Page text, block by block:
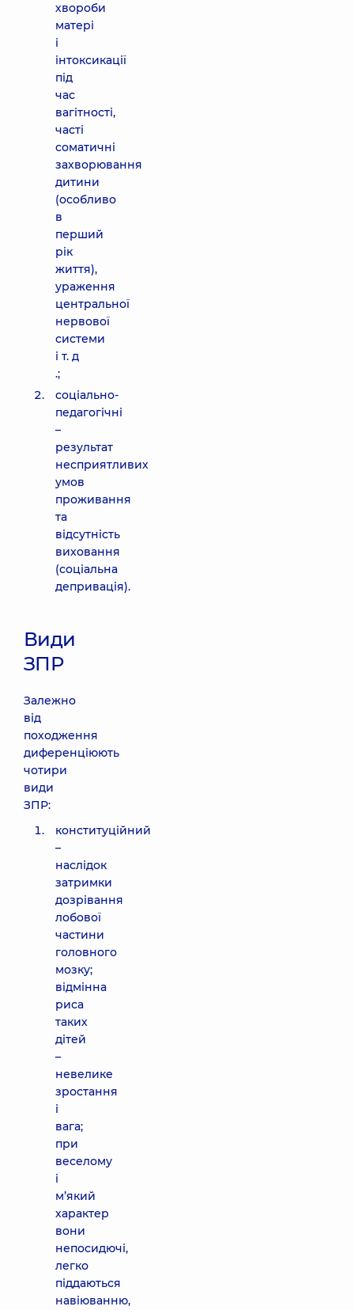
хвороби
матері
і
інтоксикації
під
час
вагітності,
часті
соматичні
захворювання
дитини
(особливо
в
перший
рік
життя),
ураження
центральної
нервової
системи
і т. д
.;
соціально-
педагогічні
–
результат
несприятливих
умов
проживання
та
відсутність
виховання
(соціальна
депривація).
Види
ЗПР
Залежно
від
походження
диференціюють
чотири
види
ЗПР:
конституційний
–
наслідок
затримки
дозрівання
лобової
частини
головного
мозку;
відмінна
риса
таких
дітей
–
невелике
зростання
і
вага;
при
веселому
і
м’який
характер
вони
непосидючі,
легко
піддаються
навіюванню,